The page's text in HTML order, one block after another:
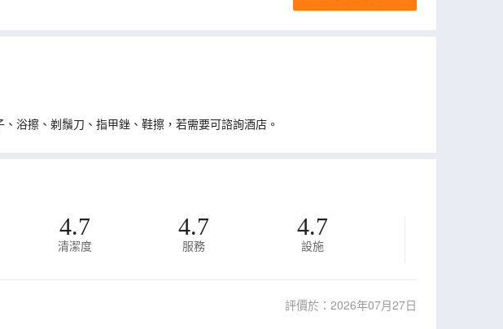
浴擦、剃鬚刀、指甲銼、鞋擦，若需要可諮詢酒店。
4.7
清潔度
4.7
服務
4.7
設施
評價於：2026年07月27日